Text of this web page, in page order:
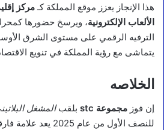
هذا الإنجاز يعزز موقع المملكة كـ مركز
الألعاب الإلكترونية، ويرسخ حضورها
الترفيه الرقمي على مستوى الشرق
يتماشى مع رؤية المملكة في تنويع
الخلاصه
إن فوز مجموعة stc بلقبالمشغل
للنصف الأول من عام